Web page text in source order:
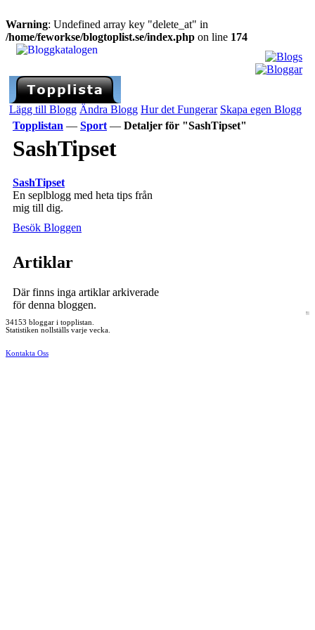
Warning: Undefined array key "delete_at" in
/home/feworkse/blogtoplist.se/index.php on line 174
Lägg till Blogg Ändra Blogg Hur det Fungerar Skapa egen Blogg
Topplistan — Sport — Detaljer för "SashTipset"
SashTipset
SashTipset
En seplblogg med heta tips från
mig till dig.
Besök Bloggen
Artiklar
Där finns inga artiklar arkiverade
för denna bloggen.
34153 bloggar i topplistan.
Statistiken nollställs varje vecka.
Kontakta Oss